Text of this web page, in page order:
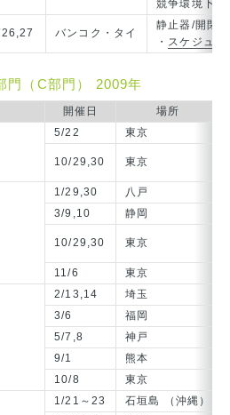
競争環境下の
バンコク・タイ
静止器/開閉
・ スケジュー
門（C部門） 2009年
開催日 場所
5/22 東京
10/29,30 東京
1/29,30
八戸
3/9,10
静岡
10/29,30 東京
11/6 東京
2/13,14
埼玉
3/6
福岡
5/7,8
神戸
9/1
熊本
10/8
東京
1/21～23
石垣島 （沖縄）